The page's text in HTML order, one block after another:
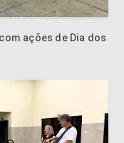
ações de Dia dos